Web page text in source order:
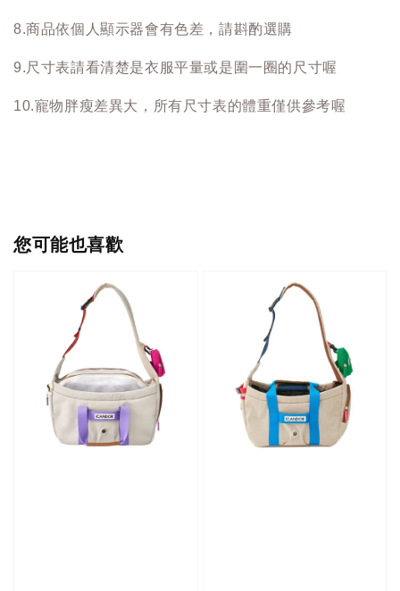
8.商品依個人顯示器會有色差，請斟酌選購
9.尺寸表請看清楚是衣服平量或是圍一圈的尺寸喔
10.寵物胖瘦差異大，所有尺寸表的體重僅供參考喔
您可能也喜歡